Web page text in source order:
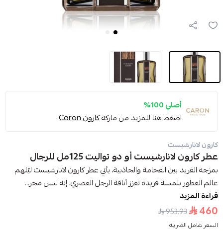
أصلي 100%
اضغط هنا للمزيد من ماركةكارون Caron
كارون لانارشيست
عطر كارون لانارشيست أو دو تواليت 125مل للرجال
بمزجه الفريد بين الفخامة والجاذبية، يأتي عطر كارون لانارشيست ليُلهم
عالم العطور بلمسة فريدة تعزز أناقة الرجل العصري، إنه ليس مجر...
قراءة المزيد
460
953.93
السعر شامل الضريبه